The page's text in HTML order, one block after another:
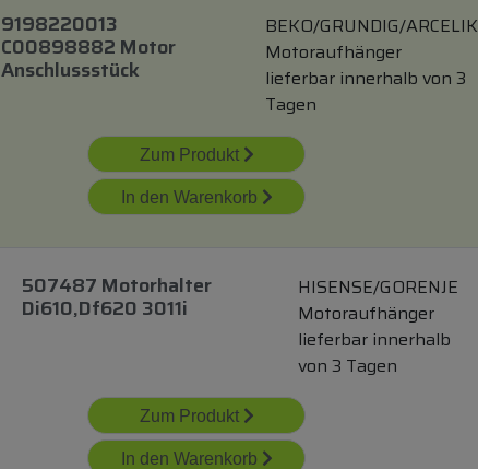
9198220013
C00898882 Motor
Anschlussstück
BEKO/GRUNDIG/ARCELIK
Motoraufhänger
lieferbar innerhalb von 3
Tagen
Zum Produkt
In den Warenkorb
507487 Motorhalter
Di610,df620 3011i
HISENSE/GORENJE
Motoraufhänger
lieferbar innerhalb
von 3 Tagen
Zum Produkt
In den Warenkorb